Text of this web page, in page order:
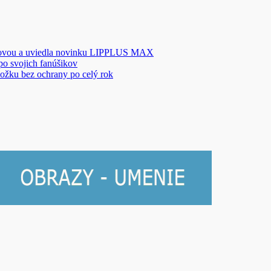
a uviedla novinku LIPPLUS MAX
svojich fanúšikov
bez ochrany po celý rok